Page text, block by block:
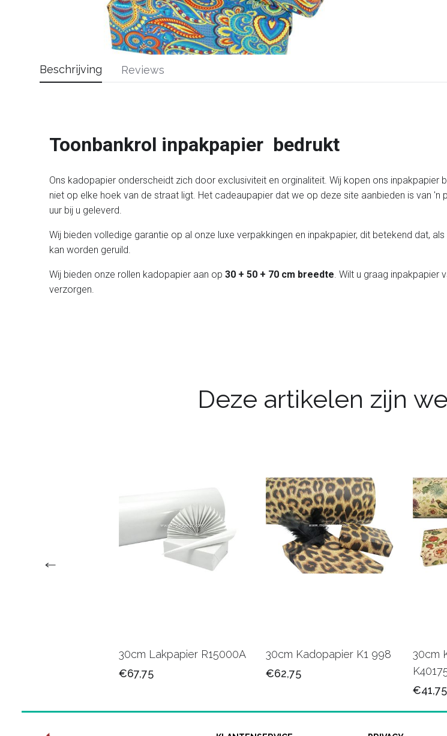
Beschrijving
Toonbankrol inpakpapier bedrukt
Ons kadopapier onderscheidt zich door exclusiviteit en orginaliteit. Wij kopen ons inpakpapier
niet op elke hoek van de straat ligt. Het cadeaupapier dat we op deze site aanbieden is van
uur bij u geleverd.
Wij bieden volledige garantie op al onze luxe verpakkingen en inpakpapier, dit betekend dat,
kan worden geruild.
Wij bieden onze rollen kadopapier aan op 30 + 50 + 70 cm breedte. Wilt u graag inpakpapier
verzorgen.
Reviews
Deze artikelen zijn
30cm Lakpapier R15000A
€67,75
30cm Kadopapier K1 998
€62,75
30cm
€41,75